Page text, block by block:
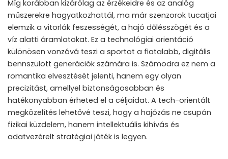
Míg korábban kizárólag az érzékeidre és az analóg
műszerekre hagyatkozhattál, ma már szenzorok tucatjai
elemzik a vitorlák feszességét, a hajó dőlésszögét és a
víz alatti áramlatokat. Ez a technológiai orientáció
különösen vonzóvá teszi a sportot a fiatalabb, digitális
bennszülött generációk számára is. Számodra ez nem a
romantika elvesztését jelenti, hanem egy olyan
precizitást, amellyel biztonságosabban és
hatékonyabban érheted el a céljaidat. A tech-orientált
megközelítés lehetővé teszi, hogy a hajózás ne csupán
fizikai küzdelem, hanem intellektuális kihívás és
adatvezérelt stratégiai játék is legyen.